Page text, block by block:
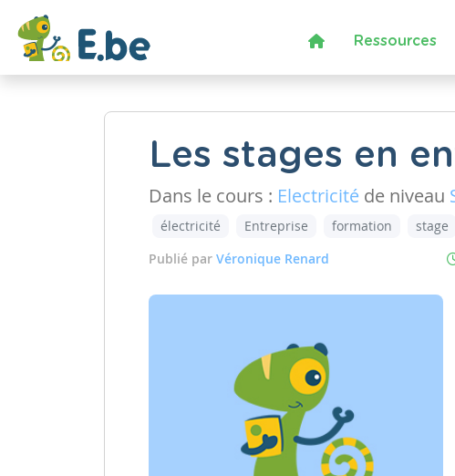
Ressources
Les stages en
Dans le cours : Electricité de niveau
électricité Entreprise formation
stage
Publié par Véronique Renard